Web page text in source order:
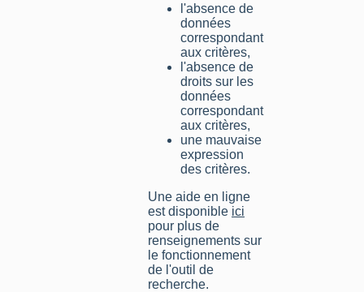
l'absence de
données
correspondant
aux critères,
l'absence de
droits sur les
données
correspondant
aux critères,
une mauvaise
expression
des critères.
Une aide en ligne
est disponible ici
pour plus de
renseignements sur
le fonctionnement
de l'outil de
recherche.